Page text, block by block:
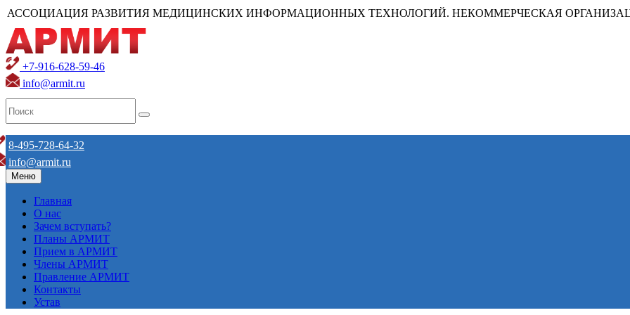
АССОЦИАЦИЯ РАЗВИТИЯ МЕДИЦИНСКИХ ИНФОРМАЦИОННЫХ ТЕХНОЛОГИЙ. НЕКОММЕРЧЕСКАЯ
+7-916-628-59-46
info@armit.ru
8-495-728-64-32
info@armit.ru
Меню
Главная
О нас
Зачем вступать?
Планы АРМИТ
Прием в АРМИТ
Члены АРМИТ
Правление АРМИТ
Контакты
Устав